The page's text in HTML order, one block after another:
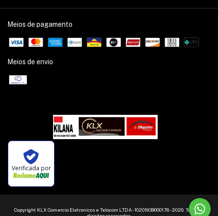
Meios de pagamento
Meios de envio
Verificada por
Copyright KLX Comercio Eletronicos e Telocom LTDA - 10201939000178 - 2026. Todos os